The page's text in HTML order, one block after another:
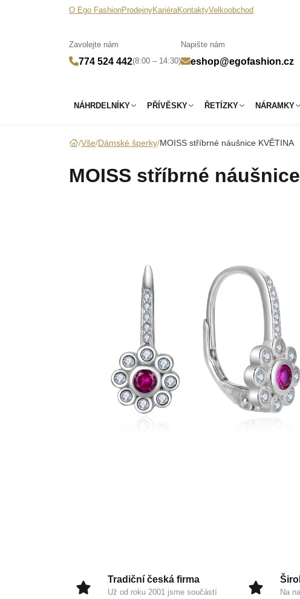
O Ego FashionProdejnyKariéraKontaktyVelkoobchod
Zavolejte nám
774 524 442(8:00 – 14:30)
Napište nám
eshop@egofashion.cz
NÁHRDELNÍKY PŘÍVĚSKY ŘETÍZKY NÁRAMKY
Vše Dámské šperky MOISS stříbrné náušnice KVĚTINA
MOISS stříbrné
Tradiční česká firma
Už od roku 2001 jsme součástí
Na